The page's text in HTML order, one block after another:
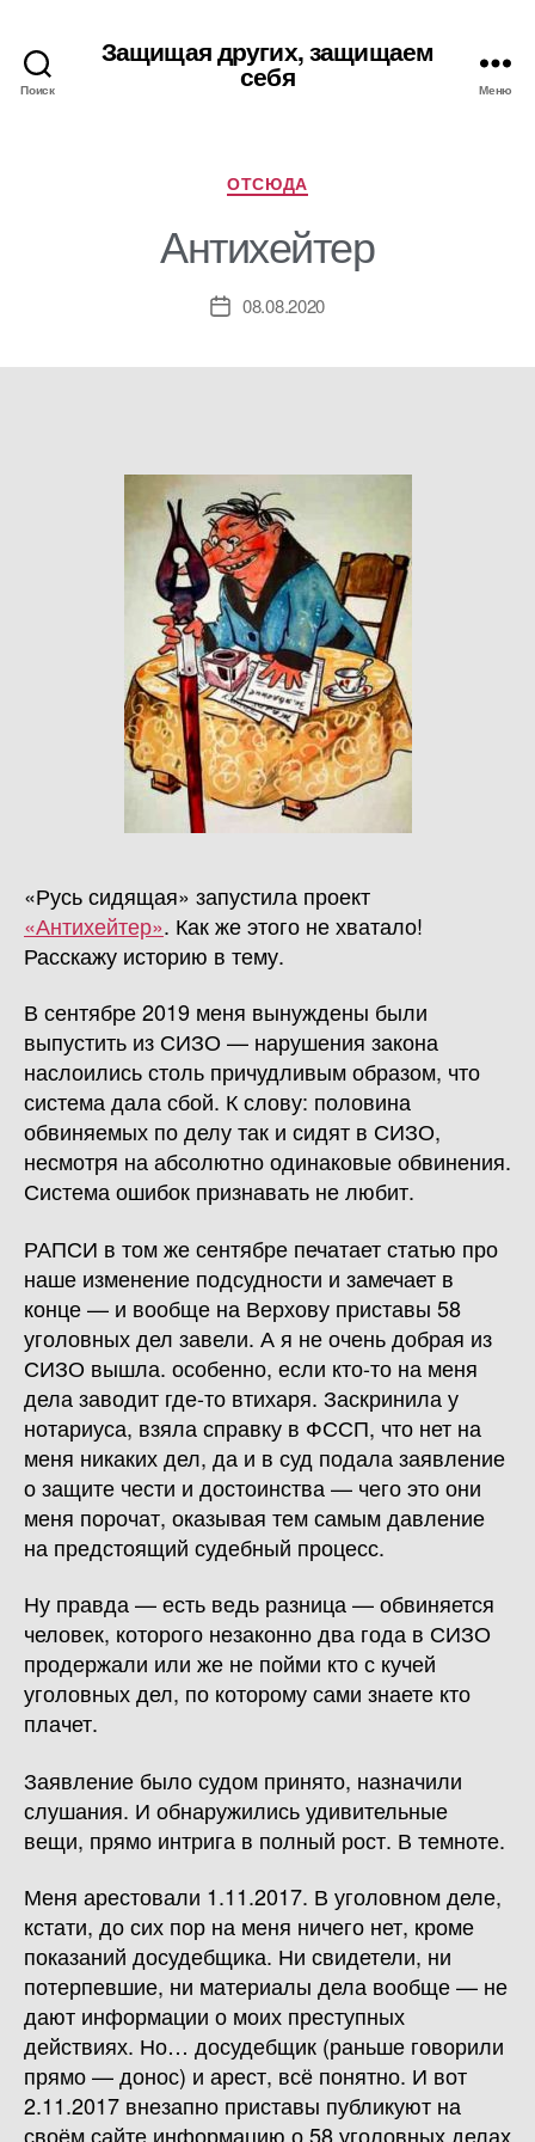
Поиск
Защищая других, защищаем
себя Меню
Рубрики
ОТСЮДА
Антихейтер
Дата08.08.2020
«Русь сидящая» запустила проект
«Антихейтер». Как же этого не хватало!
Расскажу историю в тему.
В сентябре 2019 меня вынуждены были
выпустить из СИЗО — нарушения закона
наслоились столь причудливым образом, что
система дала сбой. К слову: половина
обвиняемых по делу так и сидят в СИЗО,
несмотря на абсолютно одинаковые обвинения.
Система ошибок признавать не любит.
РАПСИ в том же сентябре печатает статью про
наше изменение подсудности и замечает в
конце — и вообще на Верхову приставы 58
уголовных дел завели. А я не очень добрая из
СИЗО вышла. особенно, если кто-то на меня
дела заводит где-то втихаря. Заскринила у
нотариуса, взяла справку в ФССП, что нет на
меня никаких дел, да и в суд подала заявление
о защите чести и достоинства — чего это они
меня порочат, оказывая тем самым давление
на предстоящий судебный процесс.
Ну правда — есть ведь разница — обвиняется
человек, которого незаконно два года в СИЗО
продержали или же не пойми кто с кучей
уголовных дел, по которому сами знаете кто
плачет.
Заявление было судом принято, назначили
слушания. И обнаружились удивительные
вещи, прямо интрига в полный рост. В темноте.
Меня арестовали 1.11.2017. В уголовном деле,
кстати, до сих пор на меня ничего нет, кроме
показаний досудебщика. Ни свидетели, ни
потерпевшие, ни материалы дела вообще — не
дают информации о моих преступных
действиях. Но… досудебщик (раньше говорили
прямо — донос) и арест, всё понятно. И вот
2.11.2017 внезапно приставы публикуют на
своём сайте информацию о 58 уголовных делах